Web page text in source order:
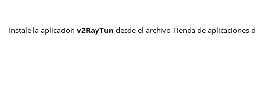
Instale la aplicaciónv2RayTun desde el archivo Tienda de aplicaciones